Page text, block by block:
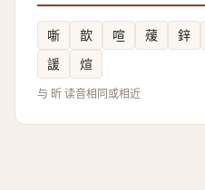
噺 歆 喧 蕿 鋅
諼
煊
与 昕 读音相同或相近